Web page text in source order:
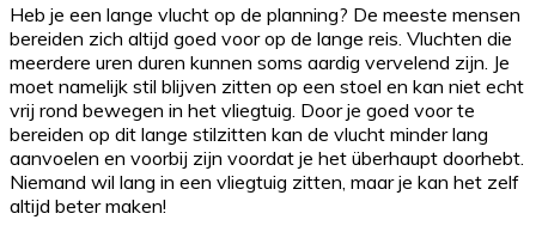
Heb je een lange vlucht op de planning? De meeste mensen
bereiden zich altijd goed voor op de lange reis. Vluchten die
meerdere uren duren kunnen soms aardig vervelend zijn. Je
moet namelijk stil blijven zitten op een stoel en kan niet echt
vrij rond bewegen in het vliegtuig. Door je goed voor te
bereiden op dit lange stilzitten kan de vlucht minder lang
aanvoelen en voorbij zijn voordat je het überhaupt doorhebt.
Niemand wil lang in een vliegtuig zitten, maar je kan het zelf
altijd beter maken!